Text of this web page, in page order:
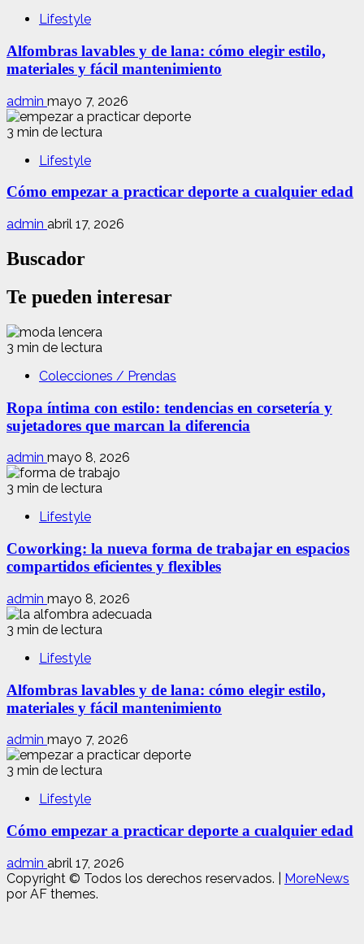
Lifestyle
Alfombras lavables y de lana: cómo elegir estilo,
materiales y fácil mantenimiento
admin mayo 7, 2026
3 min de lectura
Lifestyle
Cómo empezar a practicar deporte a cualquier edad
admin abril 17, 2026
Buscador
Te pueden interesar
3 min de lectura
Colecciones / Prendas
Ropa íntima con estilo: tendencias en corsetería y
sujetadores que marcan la diferencia
admin mayo 8, 2026
3 min de lectura
Lifestyle
Coworking: la nueva forma de trabajar en espacios
compartidos eficientes y flexibles
admin mayo 8, 2026
3 min de lectura
Lifestyle
Alfombras lavables y de lana: cómo elegir estilo,
materiales y fácil mantenimiento
admin mayo 7, 2026
3 min de lectura
Lifestyle
Cómo empezar a practicar deporte a cualquier edad
admin abril 17, 2026
Copyright © Todos los derechos reservados.
MoreNews
por AF themes.